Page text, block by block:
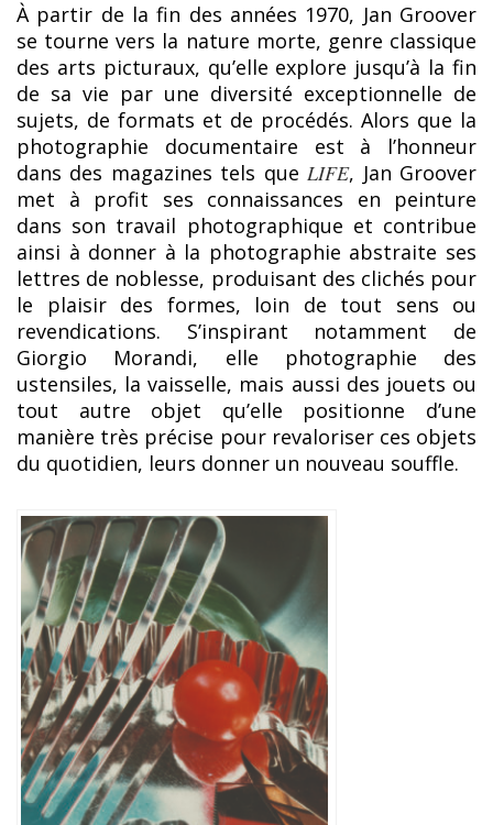
À partir de la fin des années 1970, Jan Groover
se tourne vers la nature morte, genre classique
des arts picturaux, qu’elle explore jusqu’à la fin
de sa vie par une diversité exceptionnelle de
sujets, de formats et de procédés. Alors que la
photographie documentaire est à l’honneur
dans des magazines tels queLIFE, Jan Groover
met à profit ses connaissances en peinture
dans son travail photographique et contribue
ainsi à donner à la photographie abstraite ses
lettres de noblesse, produisant des clichés pour
le plaisir des formes, loin de tout sens ou
revendications. S’inspirant notamment de
Giorgio Morandi, elle photographie des
ustensiles, la vaisselle, mais aussi des jouets ou
tout autre objet qu’elle positionne d’une
manière très précise pour revaloriser ces objets
du quotidien, leurs donner un nouveau souffle.